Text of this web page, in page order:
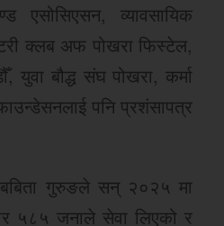
एसोसिएसन, व्यावसायिक
क्लब अफ पोखरा फिस्टेल,
युवा बौद्ध संघ पोखरा, कर्मा
पनि प्रशंसापत्र
गुरुङले सन् २०२५ मा
५८५ जनाले सेवा लिएको र